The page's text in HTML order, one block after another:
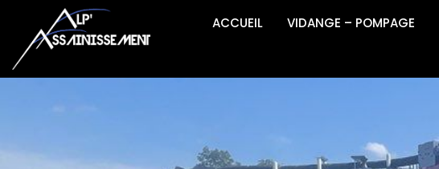
ACCUEIL VIDANGE – POMPAGE